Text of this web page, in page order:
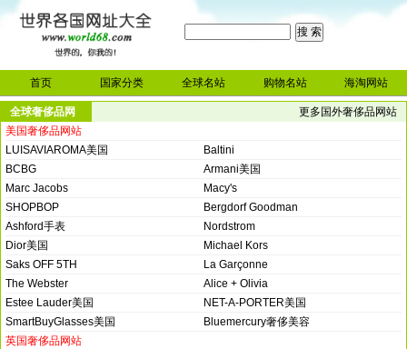
首页 国家分类 全球名站 购物名站 海淘网站
更多国外奢侈品网站
全球奢侈品网
站
美国奢侈品网站
LUISAVIAROMA美国
Baltini
BCBG
Armani美国
Marc Jacobs
Macy's
SHOPBOP
Bergdorf Goodman
Ashford手表
Nordstrom
Dior美国
Michael Kors
Saks OFF 5TH
La Garçonne
The Webster
Alice + Olivia
Estee Lauder美国
NET-A-PORTER美国
SmartBuyGlasses美国
Bluemercury奢侈美容
英国奢侈品网站